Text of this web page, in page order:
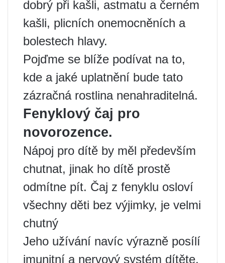
dobrý při kašli, astmatu a černém
kašli, plicních onemocněních a
bolestech hlavy.
Pojďme se blíže podívat na to,
kde a jaké uplatnění bude tato
zázračná rostlina nenahraditelná.
Fenyklový čaj pro
novorozence.
Nápoj pro dítě by měl především
chutnat, jinak ho dítě prostě
odmítne pít. Čaj z fenyklu osloví
všechny děti bez výjimky, je velmi
chutný
Jeho užívání navíc výrazně posílí
imunitní a nervový systém dítěte,